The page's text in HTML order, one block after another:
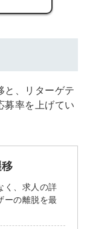
と、リターゲテ
募率を上げてい
く、求人の詳
ーの離脱を最